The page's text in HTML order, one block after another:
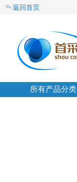
返回首页
所有产品分类